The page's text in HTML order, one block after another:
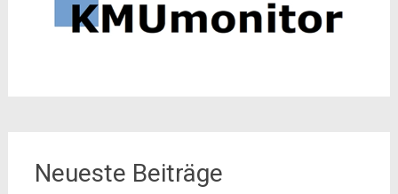
Neueste Beiträge